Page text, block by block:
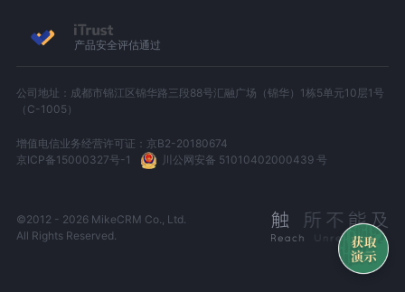
产品安全评估通过
公司地址：成都市锦江区锦华路三段88号汇融广场（锦华）1栋5单元10层1号
（C-1005）
增值电信业务经营许可证：京B2-20180674
京ICP备15000327号-1
川公网安备 51010402000439 号
©2012 - 2026 MikeCRM Co., Ltd.
All Rights Reserved.